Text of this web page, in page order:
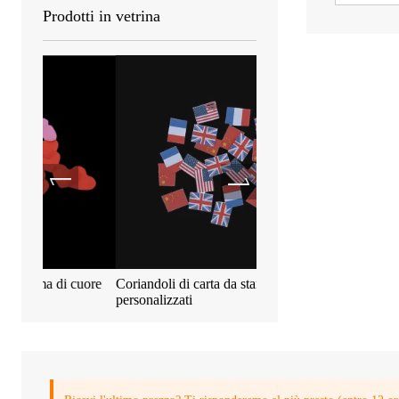
Prodotti in vetrina
Coriandoli di carta da stampa
personalizzati